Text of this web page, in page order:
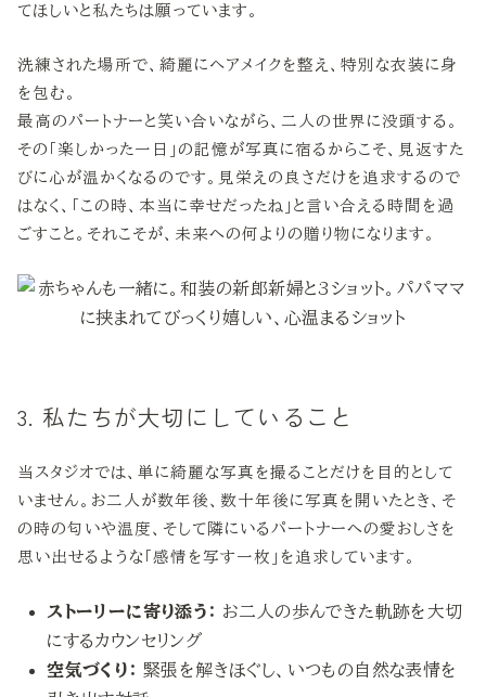
てほしいと私たちは願っています。
洗練された場所で、綺麗にヘアメイクを整え、特別な衣装に身
を包む。
最高のパートナーと笑い合いながら、二人の世界に没頭する。
その「楽しかった一日」の記憶が写真に宿るからこそ、見返すた
びに心が温かくなるのです。見栄えの良さだけを追求するので
はなく、「この時、本当に幸せだったね」と言い合える時間を過
ごすこと。それこそが、未来への何よりの贈り物になります。
3. 私たちが大切にしていること
当スタジオでは、単に綺麗な写真を撮ることだけを目的として
いません。お二人が数年後、数十年後に写真を開いたとき、そ
の時の匂いや温度、そして隣にいるパートナーへの愛おしさを
思い出せるような「感情を写す一枚」を追求しています。
ストーリーに寄り添う： お二人の歩んできた軌跡を大切
にするカウンセリング
空気づくり： 緊張を解きほぐし、いつもの自然な表情を